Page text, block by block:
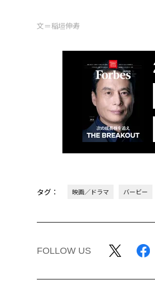
文＝稲垣伸寿
タグ： 映画／ドラマ バービー
FOLLOW US